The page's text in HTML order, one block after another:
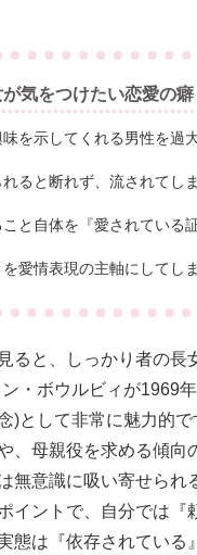
気をつけたい恋愛の癖
味を示してくれる男性を過
ると断れず、流されてし
と自体を『愛されている
愛情表現の主軸にしてし
ると、しっかり者の長
・ボウルビィが1969
)として非常に魅力的で
、母親役を求める傾向
無意識に吸い寄せられ
イントで、自分では『
態は『依存されている